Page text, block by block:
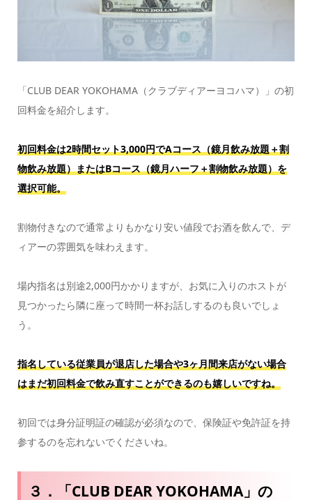
「CLUB DEAR YOKOHAMA（クラブディアーヨコハマ）」の初
回料金を紹介します。
初回料金は2時間セット3,000円でAコース（鏡月飲み放題＋割
物飲み放題）またはBコース（鏡月ハーフ＋割物飲み放題）を
選択可能。
割物付きなので通常よりもかなり安い値段でお酒を飲んで、デ
ィアーの雰囲気を味わえます。
場内指名は別途2,000円かかりますが、お気に入りのホストが
見つかったら隣に座って時間一杯お話しするのも良いでしょ
う。
指名している従業員が退店した場合や3ヶ月間来店がない場合
はまだ初回料金で飲み直すことができるのも嬉しいですね。
初回では身分証明証の確認が必須なので、保険証や免許証を持
参するのを忘れないでくださいね。
３．「CLUB DEAR YOKOHAMA」の